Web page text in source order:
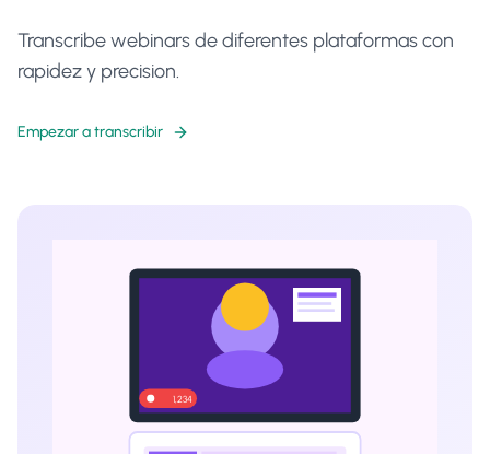
Transcribe webinars de diferentes plataformas con
rapidez y precision.
Empezar a transcribir
1,234